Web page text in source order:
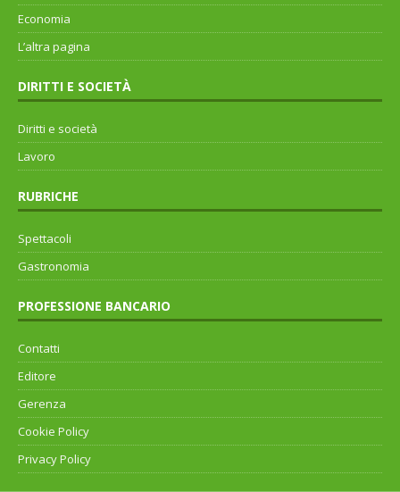
Economia
L’altra pagina
DIRITTI E SOCIETÀ
Diritti e società
Lavoro
RUBRICHE
Spettacoli
Gastronomia
PROFESSIONE BANCARIO
Contatti
Editore
Gerenza
Cookie Policy
Privacy Policy